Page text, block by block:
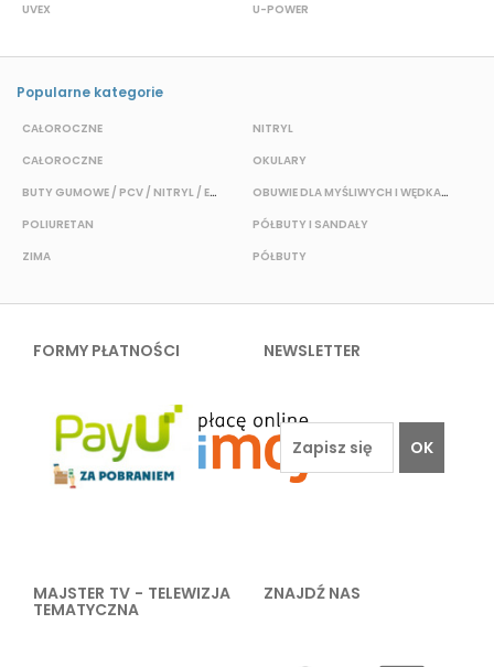
UVEX
U-POWER
Popularne kategorie
CAŁOROCZNE
CAŁOROCZNE
BUTY GUMOWE / PCV / NITRYL / EVA
POLIURETAN
ZIMA
NITRYL
OKULARY
OBUWIE DLA MYŚLIWYCH I WĘDKARZY
PÓŁBUTY I SANDAŁY
PÓŁBUTY
FORMY PŁATNOŚCI NEWSLETTER
OK
MAJSTER TV - TELEWIZJA
TEMATYCZNA
ZNAJDŹ NAS